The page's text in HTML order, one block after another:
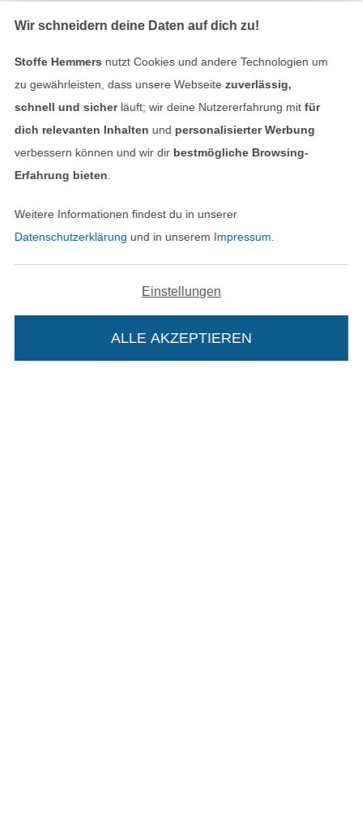
In deinen Warenkorb
Bezahlen mit
Impressum
In den deutschen Shop wechseln (aktuell
Wir schneidern deine Daten auf dich zu!
Stoffe Hemmers nutzt Cookies und andere Technologien um
zu gewährleisten, dass unsere Webseite zuverlässig,
schnell und sicherläuft; wir deine Nutzererfahrung mitfür
dich relevanten Inhalten und personalisierter Werbung
verbessern können und wir dir bestmögliche Browsing-
Erfahrung bieten
Weitere Informationen findest du in unserer
Datenschutzerklärung und in unserem Impressum
Einstellungen
ALLE AKZEPTIEREN